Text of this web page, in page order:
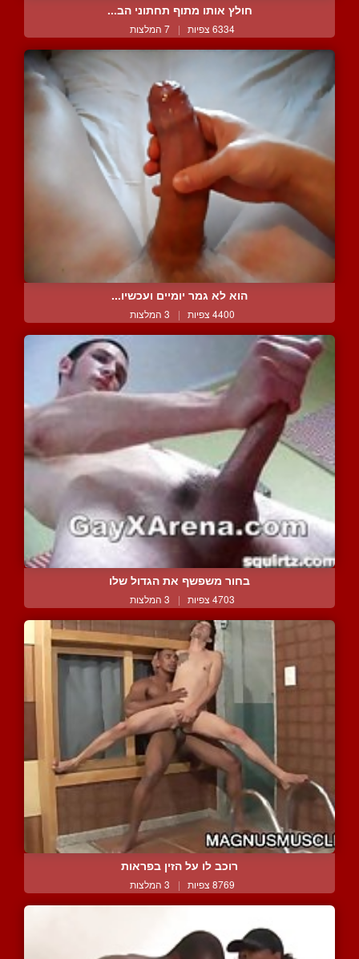
חולץ אותו מתוף תחתוני הב...
6334 צפיות | 7 המלצות
הוא לא גמר יומיים ועכשיו...
4400 צפיות | 3 המלצות
בחור משפשף את הגדול שלו
4703 צפיות | 3 המלצות
רוכב לו על הזין בפראות
8769 צפיות | 3 המלצות